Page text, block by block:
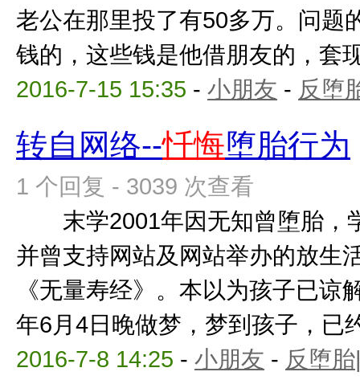
老公在那里投了有50多万。问题
钱的，这些钱是他借朋友的，套
2016-7-15 15:35 - 小朋友 - 反堕
转自网络--忏悔堕胎行为
1 个回复 - 3039 次查看
末学2001年因无知曾堕胎，
并曾支持网站及网站举办的放生
《无量寿经》。本以为孩子已谅
年6月4日晚做梦，梦到孩子，已
2016-7-8 14:25 - 小朋友 - 反堕